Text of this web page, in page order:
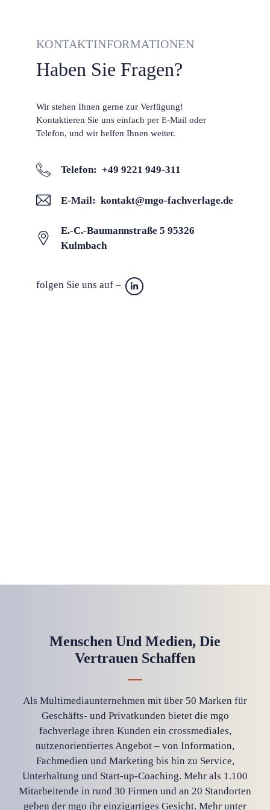
KONTAKTINFORMATIONEN
Haben Sie Fragen?
Wir stehen Ihnen gerne zur Verfügung!
Kontaktieren Sie uns einfach per E-Mail oder
Telefon, und wir helfen Ihnen weiter.
Telefon: +49 9221 949-311
E-Mail: kontakt@mgo-fachverlage.de
E.-C.-Baumannstraße 5 95326
Kulmbach
folgen Sie uns auf –
Menschen Und Medien, Die
Vertrauen Schaffen
Als Multimediaunternehmen mit über 50 Marken für
Geschäfts- und Privatkunden bietet die mgo
fachverlage ihren Kunden ein crossmediales,
nutzenorientiertes Angebot – von Information,
Fachmedien und Marketing bis hin zu Service,
Unterhaltung und Start-up-Coaching. Mehr als 1.100
Mitarbeitende in rund 30 Firmen und an 20 Standorten
geben der mgo ihr einzigartiges Gesicht. Mehr unter